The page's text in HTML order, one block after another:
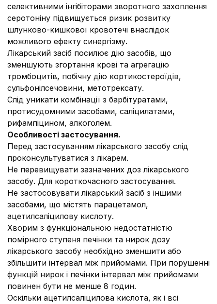
селективними інгібіторами зворотного захоплення
серотоніну підвищується ризик розвитку
шлунково-кишкової кровотечі внаслідок
можливого ефекту синергізму.
Лікарський засіб посилює дію засобів, що
зменшують згортання крові та агрегацію
тромбоцитів, побічну дію кортикостероїдів,
сульфонілсечовини, метотрексату.
Слід уникати комбінації з барбітуратами,
протисудомними засобами, саліцилатами,
рифампіцином, алкоголем.
Особливості застосування.
Перед застосуванням лікарського засобу слід
проконсультуватися з лікарем.
Не перевищувати зазначених доз лікарського
засобу. Для короткочасного застосування.
Не застосовувати лікарський засіб з іншими
засобами, що містять парацетамол,
ацетилсаліцилову кислоту.
Хворим з функціональною недостатністю
помірного ступеня печінки та нирок дозу
лікарського засобу необхідно зменшити або
збільшити інтервал між прийомами. При порушенні
функцій нирок і печінки інтервал між прийомами
повинен бути не менше 8 годин.
Оскільки ацетилсаліцилова кислота, як і всі